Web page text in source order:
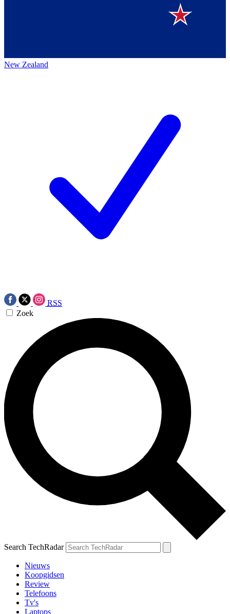
New Zealand
RSS
Zoek
Search TechRadar
Nieuws
Koopgidsen
Review
Telefoons
Tv's
Laptops